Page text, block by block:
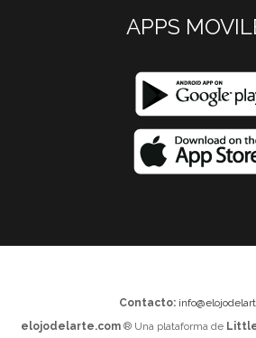
APPS
Contacto:
elojodelarte.com® Una plataforma de